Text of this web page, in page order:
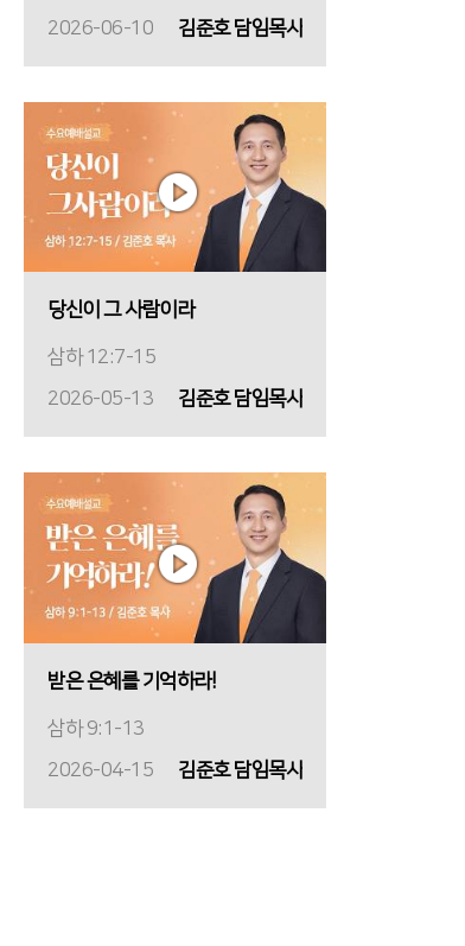
2026-06-10
김준호 담임목사
당신이 그 사람이라
삼하 12:7-15
2026-05-13
김준호 담임목사
받은 은혜를 기억하라!
삼하 9:1-13
2026-04-15
김준호 담임목사